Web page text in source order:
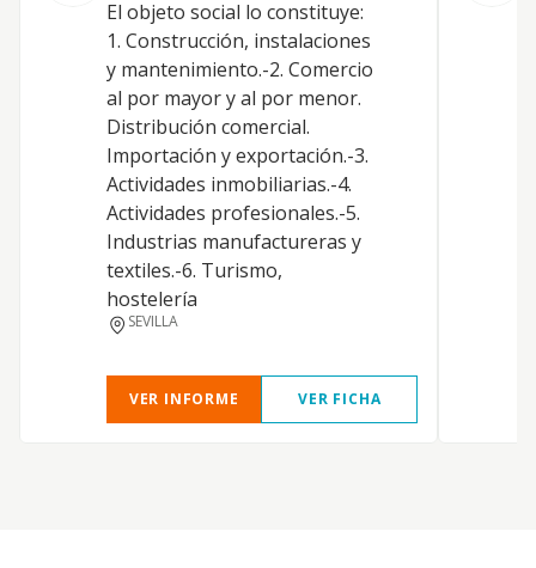
El objeto social lo constituye:
1. Construcción, instalaciones
y mantenimiento.-2. Comercio
al por mayor y al por menor.
Distribución comercial.
Importación y exportación.-3.
Actividades inmobiliarias.-4.
Actividades profesionales.-5.
Industrias manufactureras y
textiles.-6. Turismo,
hostelería
SEVILLA
VER INFORME VER FICHA